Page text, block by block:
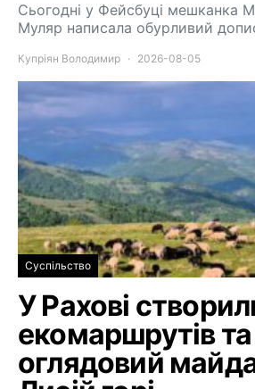
Сьогодні у Фейсбуці мешканка
Муляр написала обурливий
Купріян Володимир 2026-08-05
Суспільство
У Рахові
екомаршрутів
оглядовий